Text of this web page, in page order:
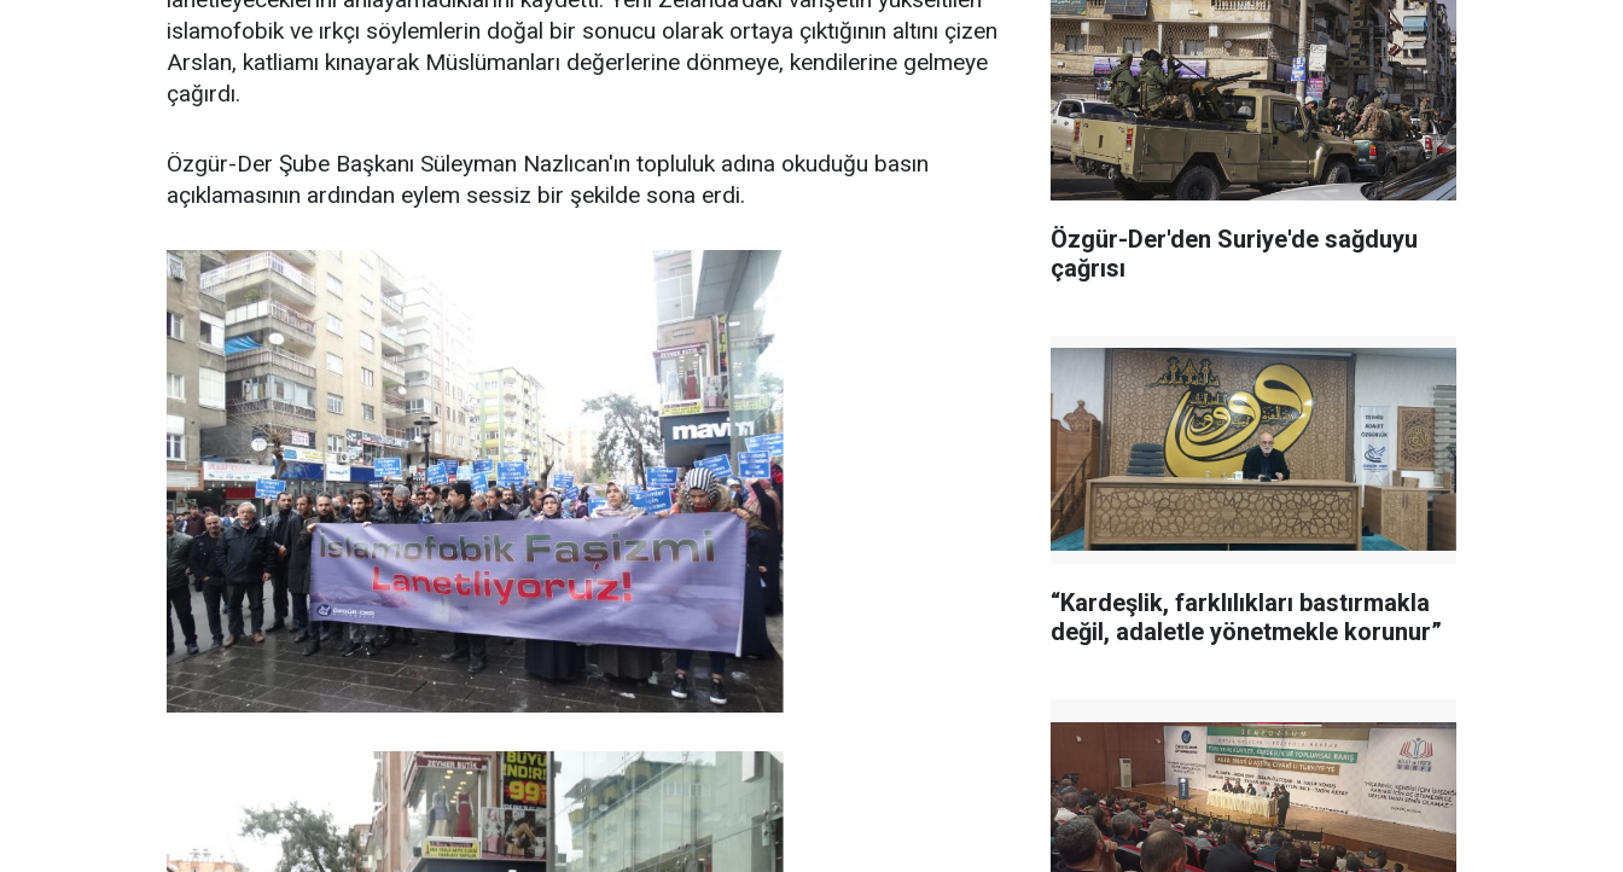
islamofobik ve ırkçı söylemlerin doğal bir sonucu olarak ortaya çıktığının altını çizen
Arslan, katliamı kınayarak Müslümanları değerlerine dönmeye, kendilerine gelmeye
çağırdı.
Özgür-Der Şube Başkanı Süleyman Nazlıcan'ın topluluk adına okuduğu basın
açıklamasının ardından eylem sessiz bir şekilde sona erdi.
Özgür-Der'den Suriye'de sağduyu
çağrısı
“Kardeşlik, farklılıkları bastırmakla
değil, adaletle yönetmekle korunur”